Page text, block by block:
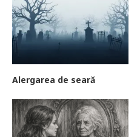
Alergarea de seară